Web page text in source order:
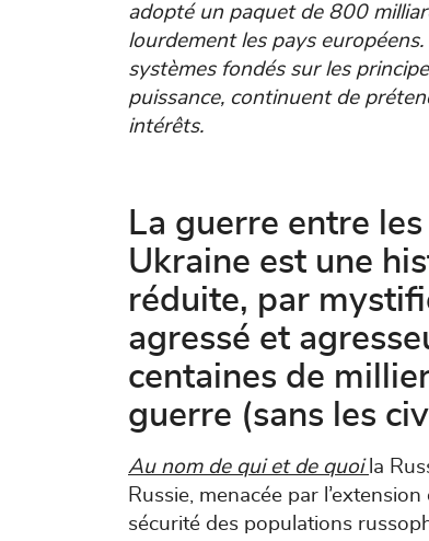
adopté un paquet de 800
lourdement les pays européens.
systèmes fondés sur les
puissance, continuent de
intérêts.
La guerre entre
Ukraine est une
réduite, par
agressé et
centaines de
guerre (sans les
Au nom de qui et de quoi la
Russie, menacée par
sécurité des populations